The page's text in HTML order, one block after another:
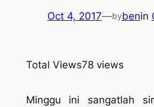
Oct 4, 2017—bybenin
Total Views78 views
Minggu ini sangatlah